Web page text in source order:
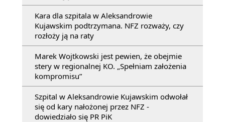
Kara dla szpitala w Aleksandrowie
Kujawskim podtrzymana. NFZ rozważy, czy
rozłoży ją na raty
Marek Wojtkowski jest pewien, że obejmie
stery w regionalnej KO. „Spełniam założenia
kompromisu”
Szpital w Aleksandrowie Kujawskim odwołał
się od kary nałożonej przez NFZ -
dowiedziało się PR PiK